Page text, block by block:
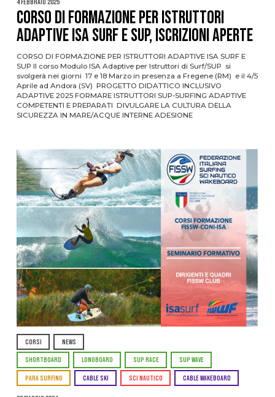
4 Febbraio 2025
CORSO DI FORMAZIONE PER ISTRUTTORI
ADAPTIVE ISA SURF E SUP, ISCRIZIONI APERTE
CORSO DI FORMAZIONE PER ISTRUTTORI ADAPTIVE ISA SURF E
SUP Il corso Modulo ISA Adaptive per Istruttori di Surf/SUP si
svolgerà nei giorni 17 e 18 Marzo in presenza a Fregene (RM) e il 4/5
Aprile ad Andora (SV) PROGETTO DIDATTICO INCLUSIVO
ADAPTIVE 2025 FORMARE ISTRUTTORI SUP-SURFING ADAPTIVE
COMPETENTI E PREPARATI DIVULGARE LA CULTURA DELLA
SICUREZZA IN MARE/ACQUE INTERNE ADESIONE
CORSI NEWS
SHORTBOARD LONGBOARD SUP RACE SUP WAVE
PARA SURFING CABLE SKI SCI NAUTICO CABLE WAKEBOARD